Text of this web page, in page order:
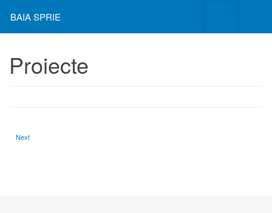
BAIA SPRIE
Proiecte
Next article: HUSKROUA - BBC
Next